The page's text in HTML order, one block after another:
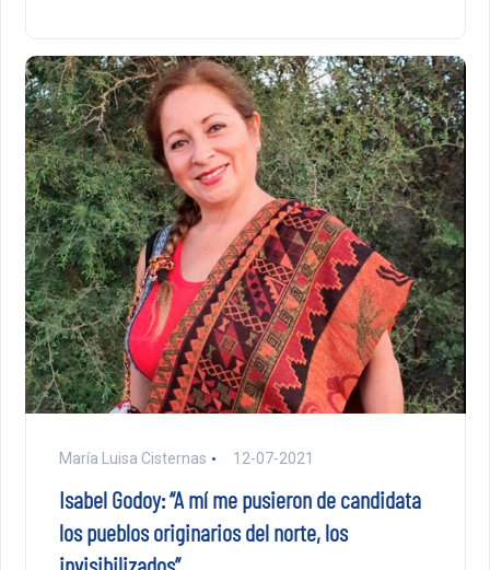
María Luisa Cisternas 12-07-2021
Isabel Godoy: “A mí me pusieron de candidata
los pueblos originarios del norte, los